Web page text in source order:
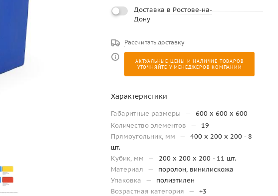
Доставка в Ростове-на-
Дону
Рассчитать доставку
АКТУАЛЬНЫЕ ЦЕНЫ И НАЛИЧИЕ ТОВАРОВ
УТОЧНЯЙТЕ У МЕНЕДЖЕРОВ КОМПАНИИ
Характеристики
Габаритные размеры —
600 х 600 х 600
Количество элементов
—
19
Прямоугольник, мм
—
400 х 200 х 200 - 8
шт.
Кубик, мм
—
200 х 200 х 200 - 11 шт.
Материал
—
поролон, винилискожа
Упаковка
—
полиэтилен
Возрастная категория
—
+3